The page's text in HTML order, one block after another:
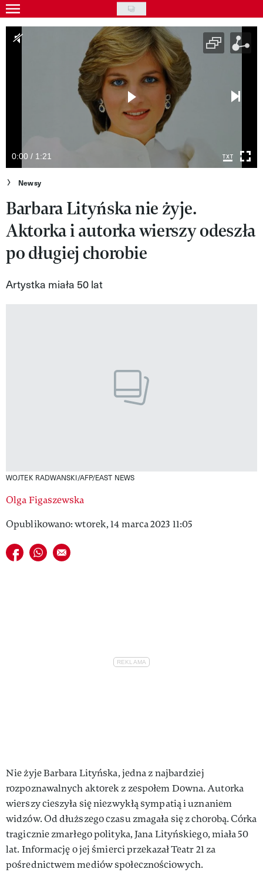
Skip
to
main
Gwiazdy
Kultura
Wideo
Nasze akcje
VIVA!ART
VIVA!MODA
0:00 / 1:21
Newsy
Barbara Lityńska nie żyje.
Aktorka i autorka wierszy odeszła
po długiej chorobie
Artystka miała 50 lat
WOJTEK RADWANSKI/AFP/EAST NEWS
Olga Figaszewska
Opublikowano: wtorek, 14 marca 2023 11:05
Udostępnij na facebook
Udostępnij na whatsapp
E-mail do przyjaciela
Nie żyje Barbara Lityńska, jedna z najbardziej
rozpoznawalnych aktorek z zespołem Downa. Autorka
wierszy cieszyła się niezwykłą sympatią i uznaniem
widzów. Od dłuższego czasu zmagała się z chorobą. Córka
tragicznie zmarłego polityka, Jana Lityńskiego, miała 50
lat. Informację o jej śmierci przekazał Teatr 21 za
pośrednictwem mediów społecznościowych.